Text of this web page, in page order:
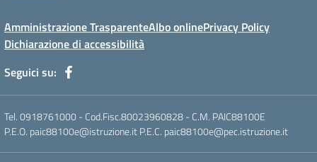
Amministrazione TrasparenteAlbo onlinePrivacy Policy
Dichiarazione di accessibilità
Seguici su:
Tel. 0918761000 - Cod.Fisc.80023960828 - C.M. PAIC88100E
P.E.O. paic88100e@istruzione.it P.E.C. paic88100e@pec.istruzione.it